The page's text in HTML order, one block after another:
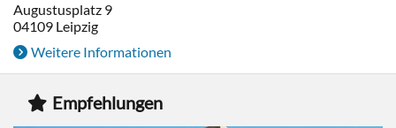
Augustusplatz 9
04109 Leipzig
Weitere Informationen
Empfehlungen